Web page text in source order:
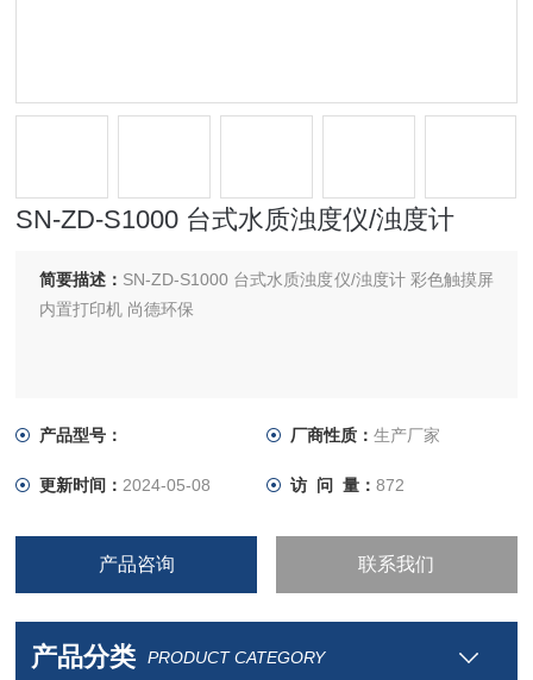
SN-ZD-S1000 台式水质浊度仪/浊度计
简要描述： SN-ZD-S1000 台式水质浊度仪/浊度计 彩色触摸屏
内置打印机 尚德环保
台式浊度仪采用90°散射光原理，由光源发出的平行光束通过
和计算得出溶液的浊度值。
产品型号： 厂商性质： 生产厂家
更新时间： 2024-05-08 访 问 量： 872
产品咨询 联系我们
产品分类 PRODUCT CATEGORY